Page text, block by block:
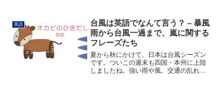
英語
台風は英語でなんて言う？ – 暴風
雨から台風一過まで、嵐に関する
フレーズたち
夏から秋にかけて、日本は台風シーズン
です。ついこの週末も四国・本州に上陸
しましたね。強い雨や風、交通の乱れな